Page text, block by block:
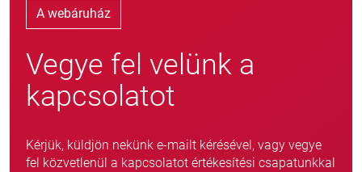
A webáruház
Vegye fel velünk a
kapcsolatot
Kérjük, küldjön nekünk e-mailt kérésével, vagy vegye
fel közvetlenül a kapcsolatot értékesítési csapatunkkal